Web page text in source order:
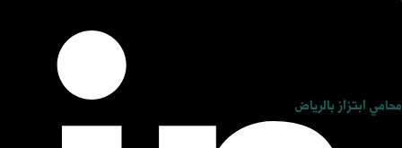
محامي ابتزاز بالرياض